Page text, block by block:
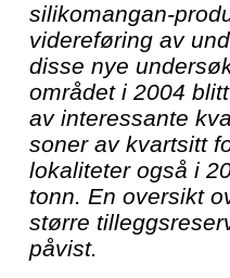
silikomangan-
videreføring av
disse nye
området i 2004
av interessante
soner av kvartsitt
lokaliteter også i
tonn. En oversikt
større
påvist.